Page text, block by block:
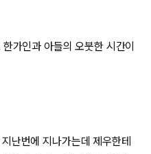
가인과 아들의 오붓한 시간이
난번에 지나가는데 제우한테